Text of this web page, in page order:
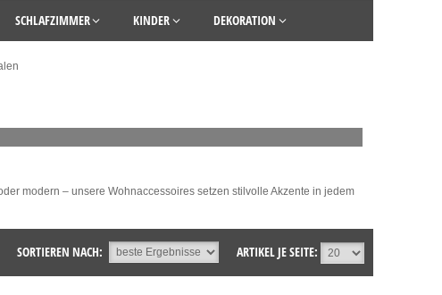
SCHLAFZIMMER KINDER DEKORATION
modern – unsere Wohnaccessoires setzen stilvolle Akzente in jedem
ARTIKEL JE SEITE:
SORTIEREN NACH: